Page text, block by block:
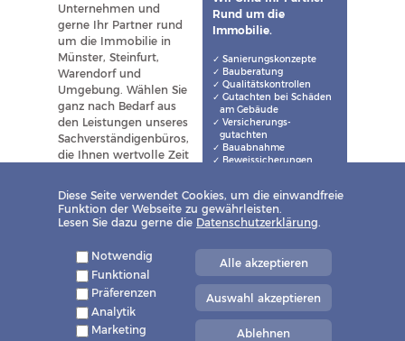
Unternehmen und
gerne Ihr Partner rund
um die Immobilie in
Münster, Steinfurt,
Warendorf und
Umgebung. Wählen Sie
ganz nach Bedarf aus
den Leistungen unseres
Sachverständigenbüros,
die Ihnen wertvolle Zeit
Ganz gleich, ob Bewertungen, Gutachten,
Kontrollen oder Konzeptionierungen, als Ihre
umfassendes fachliches Know-how und die
notwendige Expertise, um Ihnen jederzeit genaue,
objektive Ergebnisse zu liefern.
So können Sie sich im Kreis Münster sowie auch
rund um Steinfurt und Warendorf bei allen
Rund um die
Immobilie.
Sanierungskonzepte
Bauberatung
Qualitätskontrollen
Gutachten bei Schäden
am Gebäude
Versicherungs-
gutachten
Bauabnahme
Beweissicherungen
Diese Seite verwendet Cookies, um die einwandfreie
Funktion der Webseite zu gewährleisten.
Lesen Sie dazu gerne die Datenschutzerklärung.
Notwendig
Funktional
Präferenzen
Analytik
Marketing
Alle akzeptieren
Auswahl akzeptieren
Ablehnen